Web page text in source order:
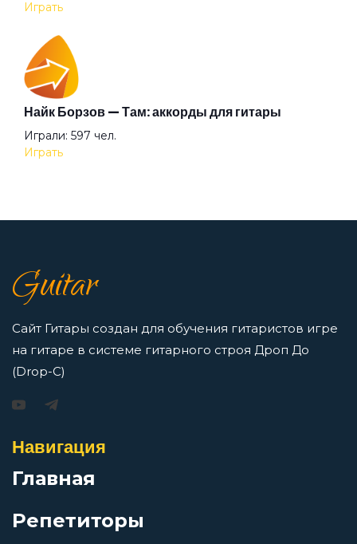
До Содома далеко
Дом мой на двух ногах
Душа самурая меч
Железный орех
За пижоном пижон
Просмотров: 25692 чел.
Аккорды для начинающих играть на гитаре —
легкие и простые песни на гитаре
Просмотров: 23259 чел.
Перейти
Просмотров: 16417 чел.
Перейти
Игорь Растеряев — Безрукавочка: аккорды для
Просмотров: 15193 чел.
Играть
Найк Борзов — Там: аккорды для гитары
Играли: 597 чел.
Играть
Guitar
Сайт Гитары создан для обучения гитаристов игре
на гитаре в системе гитарного строя Дроп До
(Drop-C)
Навигация
Главная
Репетиторы